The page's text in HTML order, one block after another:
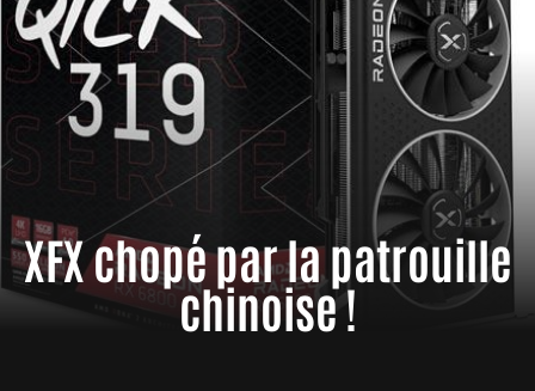
XFX chopé par la patrouille
chinoise !